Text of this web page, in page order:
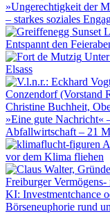
»Ungerechtigkeit der
– starkes soziales
Entspannt den
Elsass
»Eine gute Nachricht«
Abfallwirtschaft – 21
vor dem Klima fliehen
KI: Investmentchance
Börseneuphorie rund